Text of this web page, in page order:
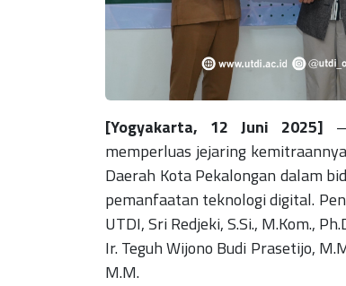
[Yogyakarta, 12 Juni 2025]
memperluas jejaring
Daerah Kota Pekalongan dalam
pemanfaatan teknologi digital.
UTDI, Sri Redjeki, S.Si., M.Kom.,
Ir. Teguh Wijono Budi Prasetijo,
M.M.